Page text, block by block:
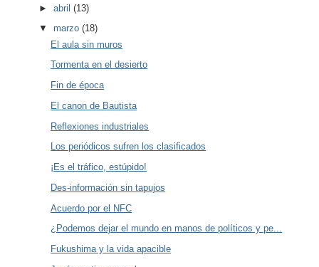
►abril(13)
▼marzo(18)
El aula sin muros
Tormenta en el desierto
Fin de época
El canon de Bautista
Reflexiones industriales
Los periódicos sufren los clasificados
¡Es el tráfico, estúpido!
Des-información sin tapujos
Acuerdo por el NFC
¿Podemos dejar el mundo en manos de políticos y pe...
Fukushima y la vida apacible